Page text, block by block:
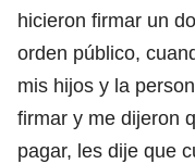
hicieron firmar un
orden público,
mis hijos y la
firmar y me dijeron
pagar, les dije que